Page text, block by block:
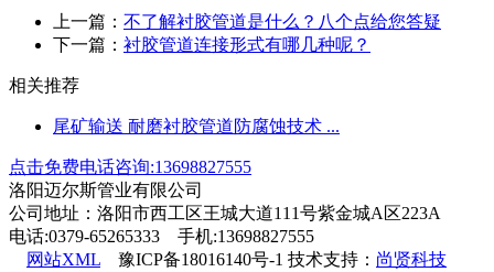
上一篇： 不了解衬胶管道是什么？八个点给您答疑
下一篇： 衬胶管道连接形式有哪几种呢？
相关推荐
尾矿输送 耐磨衬胶管道防腐蚀技术 ...
点击免费电话咨询:13698827555
洛阳迈尔斯管业有限公司
公司地址：洛阳市西工区王城大道111号紫金城A区223A
电话:0379-65265333 手机:13698827555
网站XML 豫ICP备18016140号-1 技术支持： 尚贤科技